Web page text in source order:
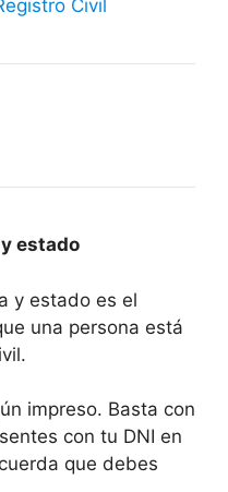
Civil
estado
y estado es el
una persona está
impreso. Basta con
con tu DNI en
que debes